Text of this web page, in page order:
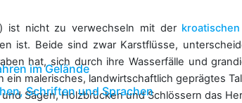
im Gelände
Schriften und Sprachen
ist nicht zu verwechseln mit der
ist. Beide sind zwar Karstflüsse,
hat, sich durch ihre Wasserfälle und
malerisches, landwirtschaftlich geprägtes
Sägen, Holzbrücken und Schlössern das